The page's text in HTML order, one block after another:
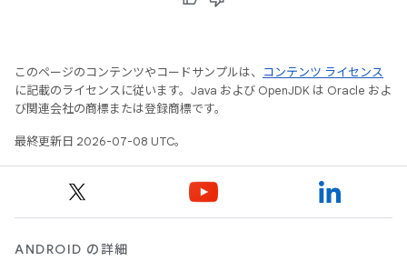
このページのコンテンツやコードサンプルは、
コンテンツ ライセンス
に記載のライセンスに従います。Java および OpenJDK は Oracle およ
び関連会社の商標または登録商標です。
最終更新日 2026-07-08 UTC。
ANDROID の詳細